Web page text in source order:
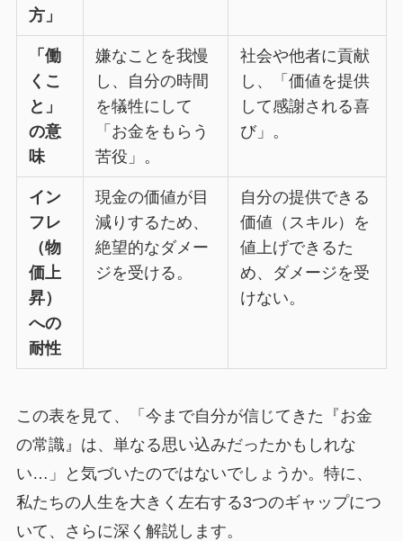
方」
「働
くこ
と」
の意
味
嫌なことを我慢
し、自分の時間
を犠牲にして
「お金をもらう
苦役」。
社会や他者に貢献
し、「価値を提供
して感謝される喜
び」。
イン
フレ
（物
価上
昇）
への
耐性
現金の価値が目
減りするため、
絶望的なダメー
ジを受ける。
自分の提供できる
価値（スキル）を
値上げできるた
め、ダメージを受
けない。
この表を見て、「今まで自分が信じてきた『お金
の常識』は、単なる思い込みだったかもしれな
い…」と気づいたのではないでしょうか。特に、
私たちの人生を大きく左右する3つのギャップにつ
いて、さらに深く解説します。